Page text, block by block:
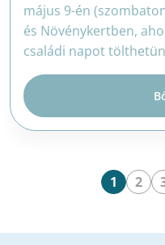
május 9-én
és Növénykertben,
családi napot
1 2